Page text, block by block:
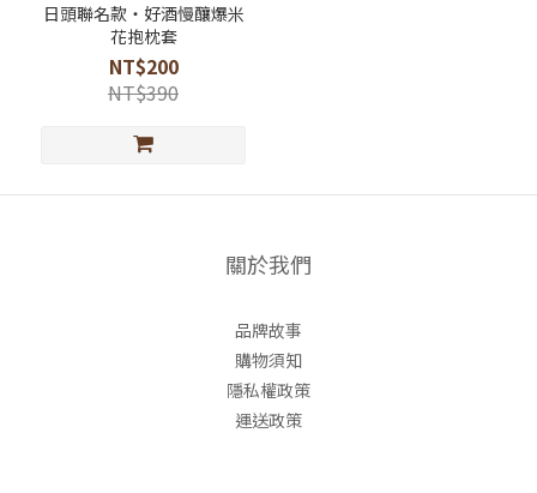
日頭聯名款・好酒慢釀爆米
花抱枕套
NT$200
NT$390
關於我們
品牌故事
購物須知
隱私權政策
運送政策